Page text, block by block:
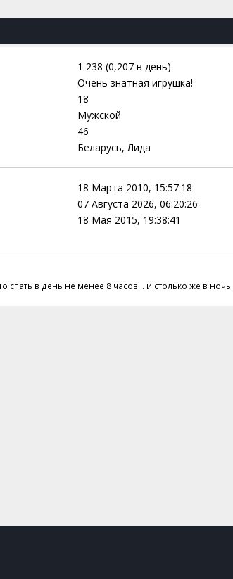
1 238 (0,207 в день)
Очень знатная игрушка!
18
Мужской
46
Беларусь, Лида
18 Марта 2010, 15:57:18
07 Августа 2026, 06:20:26
18 Мая 2015, 19:38:41
спать в день не менее 8 часов... и столько же в ночь.